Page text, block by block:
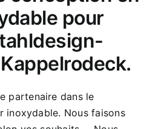
pour
partenaire dans le
inoxydable. Nous faisons